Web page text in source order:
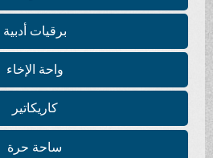
برقيات أدبية
واحة الإخاء
كاريكاتير
ساحة حرة